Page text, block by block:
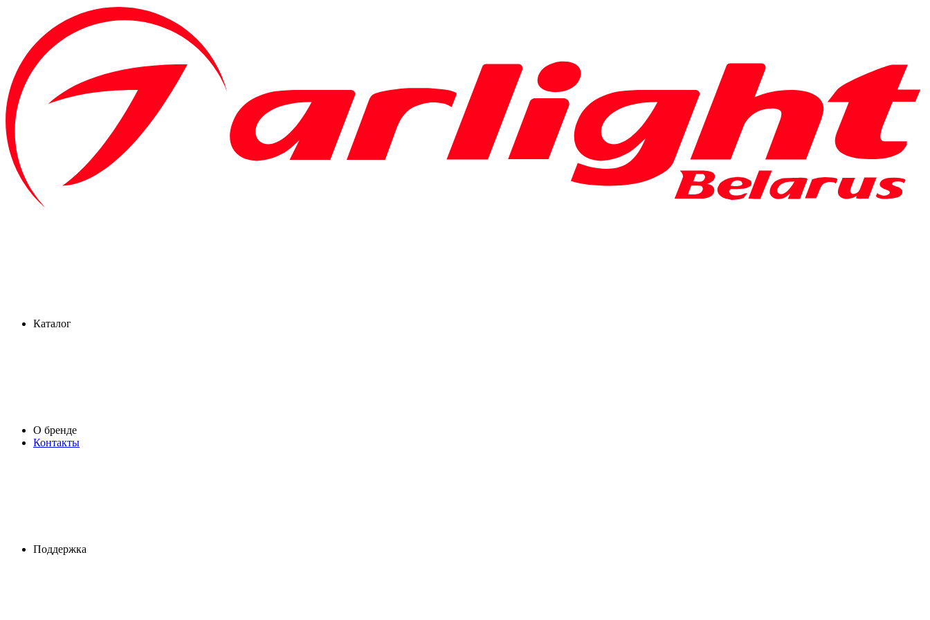
Каталог
О бренде
Контакты
Поддержка